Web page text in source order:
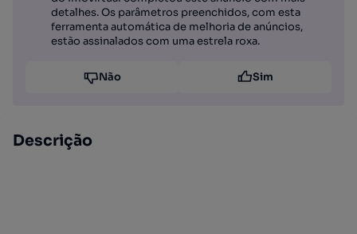
detalhes. Os parâmetros preenchidos, com esta
ferramenta automática de melhoria de anúncios,
estão assinalados com uma estrela roxa.
Não Sim
Descrição